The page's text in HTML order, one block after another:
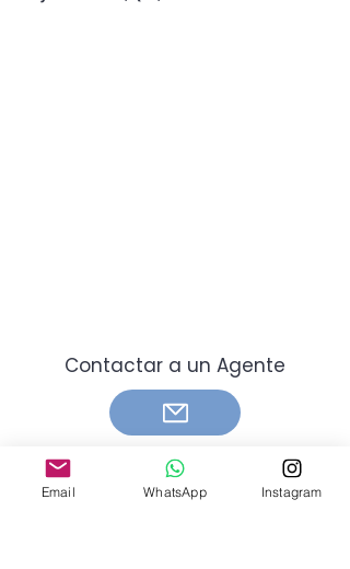
Contactar a un Agente
Email WhatsApp Instagram